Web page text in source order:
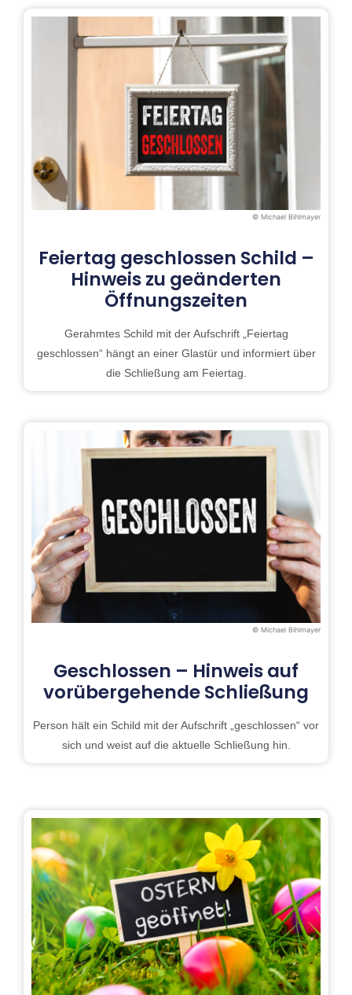
© Michael Bihlmayer
Feiertag geschlossen Schild –
Hinweis zu geänderten
Öffnungszeiten
Gerahmtes Schild mit der Aufschrift „Feiertag
geschlossen“ hängt an einer Glastür und informiert über
die Schließung am Feiertag.
© Michael Bihlmayer
Geschlossen – Hinweis auf
vorübergehende Schließung
Person hält ein Schild mit der Aufschrift „geschlossen“ vor
sich und weist auf die aktuelle Schließung hin.